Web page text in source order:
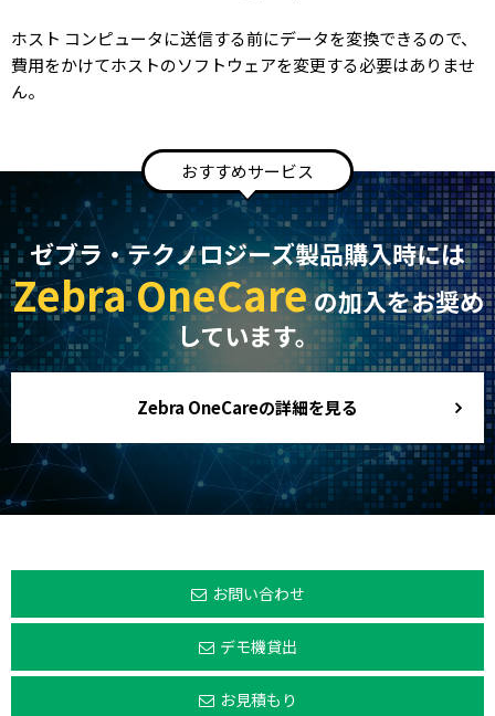
ホスト コンピュータに送信する前にデータを変換できるので、
費用をかけてホストのソフトウェアを変更する必要はありませ
ん。
おすすめサービス
ゼブラ・テクノロジーズ製品購入時には
Zebra OneCareの加入をお奨め
しています。
Zebra OneCareの詳細を見る
お問い合わせ
デモ機貸出
お見積もり